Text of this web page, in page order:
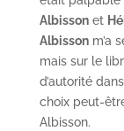
Albissonet
Albissonm’a
mais sur le
d’autorité dans
choix peut-
Albisson.